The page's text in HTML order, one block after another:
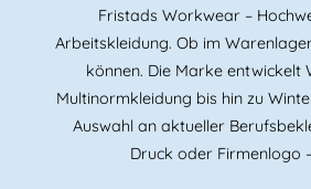
Fristads Workwear –
Arbeitskleidung. Ob im
können. Die Marke
Multinormkleidung bis hin zu
Auswahl an aktueller
Druck oder Firmenlogo